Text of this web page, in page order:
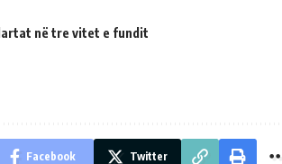
në tre vitet e fundit
Facebook Twitter